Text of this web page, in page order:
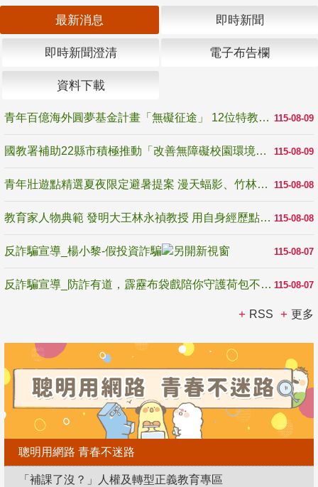
最新消息 即時新聞
即時新聞澄清 電子布告欄
資料下載
115-08-09
青年百億海外圓夢基金計畫「無礙征途」 12位特教與弱勢青年勇闖西班牙 跨越感官限制見證生命蛻變
115-08-09
國教署補助22縣市積極推動「改善無障礙校園環境計畫」 打造友善、安全、無礙學習空間
115-08-08
青年壯遊點精選夏夜限定避暑提案 漫天蝠影、竹林尋蛙、茶香夜觀 邀青年暮色出發
115-08-08
教育家人物典範 發明大王林永禎教授 用自身經歷點亮學生的路
115-08-07
反詐騙宣導_楊小黎-假投資詐騙
115-08-07
反詐騙宣導_防詐有道，霹靂布袋戲陪你守護荷包不受騙
RSS 更多
聰明用網路 青春不迷路
「補課了沒？」人權及轉型正義教育專區